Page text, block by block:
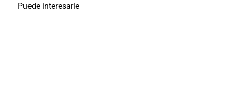
suscríbete
Contáctenos
Puede interesarle